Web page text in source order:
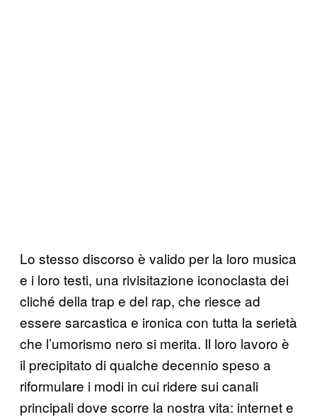
Lo stesso discorso è valido per la loro musica
e i loro testi, una rivisitazione iconoclasta dei
cliché della trap e del rap, che riesce ad
essere sarcastica e ironica con tutta la serietà
che l’umorismo nero si merita. Il loro lavoro è
il precipitato di qualche decennio speso a
riformulare i modi in cui ridere sui canali
principali dove scorre la nostra vita: internet e